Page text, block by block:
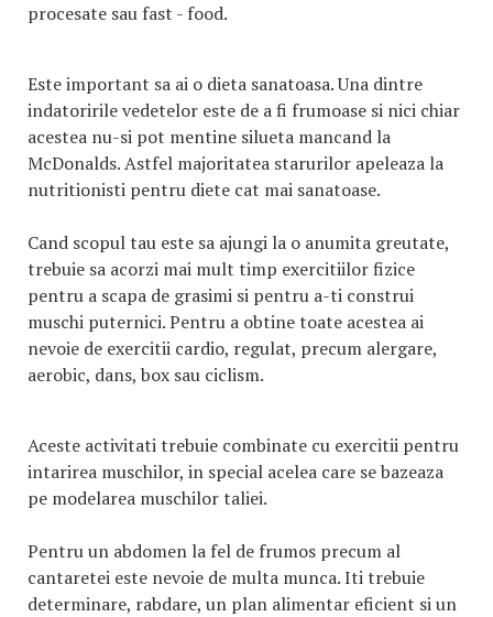
procesate sau fast - food.
Este important sa ai o dieta sanatoasa. Una dintre
indatoririle vedetelor este de a fi frumoase si nici chiar
acestea nu-si pot mentine silueta mancand la
McDonalds. Astfel majoritatea starurilor apeleaza la
nutritionisti pentru diete cat mai sanatoase.
Cand scopul tau este sa ajungi la o anumita greutate,
trebuie sa acorzi mai mult timp exercitiilor fizice
pentru a scapa de grasimi si pentru a-ti construi
muschi puternici. Pentru a obtine toate acestea ai
nevoie de exercitii cardio, regulat, precum alergare,
aerobic, dans, box sau ciclism.
Aceste activitati trebuie combinate cu exercitii pentru
intarirea muschilor, in special acelea care se bazeaza
pe modelarea muschilor taliei.
Pentru un abdomen la fel de frumos precum al
cantaretei este nevoie de multa munca. Iti trebuie
determinare, rabdare, un plan alimentar eficient si un